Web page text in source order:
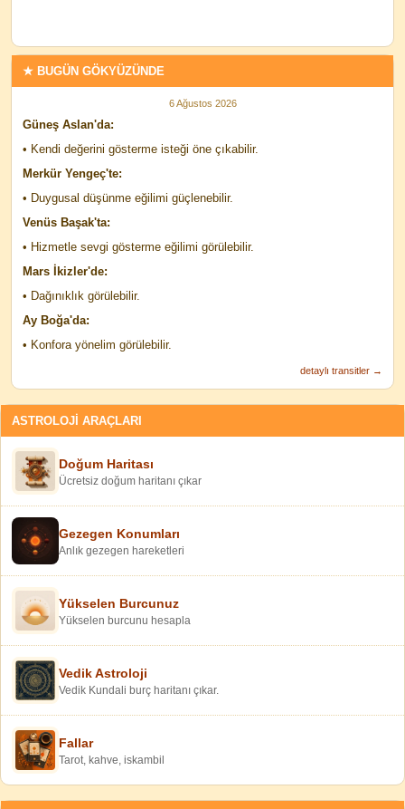
★ BUGÜN GÖKYÜZÜNDE
6 Ağustos 2026
Güneş Aslan'da:
• Kendi değerini gösterme isteği öne çıkabilir.
Merkür Yengeç'te:
• Duygusal düşünme eğilimi güçlenebilir.
Venüs Başak'ta:
• Hizmetle sevgi gösterme eğilimi görülebilir.
Mars İkizler'de:
• Dağınıklık görülebilir.
Ay Boğa'da:
• Konfora yönelim görülebilir.
detaylı transitler →
ASTROLOJİ ARAÇLARI
Doğum Haritası
Ücretsiz doğum haritanı çıkar
Gezegen Konumları
Anlık gezegen hareketleri
Yükselen Burcunuz
Yükselen burcunu hesapla
Vedik Astroloji
Vedik Kundali burç haritanı çıkar.
Fallar
Tarot, kahve, iskambil